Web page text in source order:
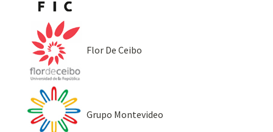
Flor De Ceibo
Grupo Montevideo